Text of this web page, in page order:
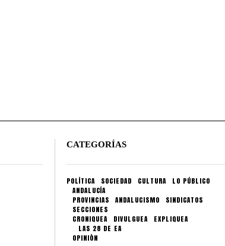
CATEGORÍAS
POLÍTICA SOCIEDAD CULTURA
LO PÚBLICO
ANDALUCÍA
PROVINCIAS
ANDALUCISMO
SINDICATOS
SECCIONES
CRONIQUEA
DIVULGUEA
EXPLIQUEA
LAS 28 DE EA
OPINIÓN